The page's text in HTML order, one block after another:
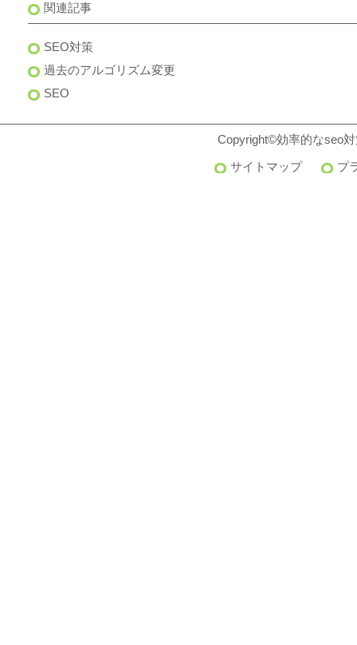
関連記事
SEO対策
過去のアルゴリズム変更
SEO
Copyright©効率的なseo
サイトマップ
プ